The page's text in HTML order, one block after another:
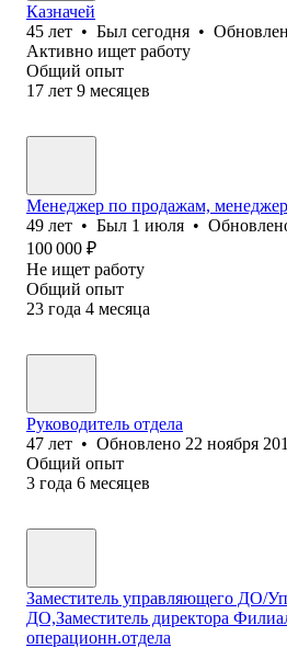
Казначей
45 лет • Был сегодня •
Активно ищет работу
Общий опыт
17 лет 9 месяцев
Менеджер по продажам,
49 лет • Был 1 июля •
100 000 ₽
Не ищет работу
Общий опыт
23 года 4 месяца
Руководитель отдела
47 лет • Обновлено 22 ноября
Общий опыт
3 года 6 месяцев
Заместитель управляющего ДО/
ДО,Заместитель директора
операционн.отдела